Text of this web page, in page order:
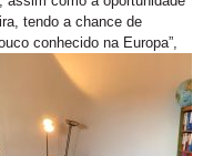
tendo a chance de
conhecido na Europa”,